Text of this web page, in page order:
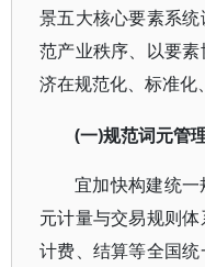
景五大核心要素系
范产业秩序、以要
济在规范化、标准化
(一)规范词元管
宜加快构建统一
元计量与交易规则体
计费、结算等全国